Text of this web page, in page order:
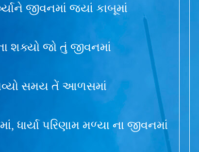
જીવનમાં જ્યાં કાબૂમાં
શક્યો જો તું જીવનમાં
સમય તેં આળસમાં
ધાર્યા પરિણામ મળ્યા ના જીવનમાં